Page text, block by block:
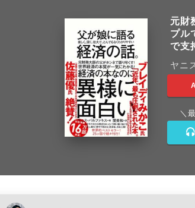
元財
プル
で支
ヤニ
＼